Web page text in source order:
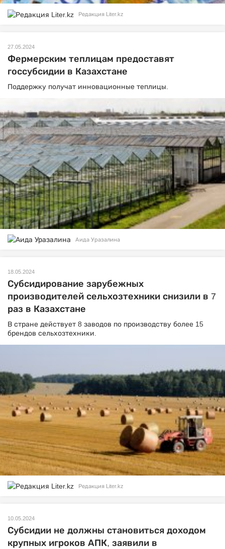
Редакция Liter.kz
27.05.2024
Фермерским теплицам предоставят
госсубсидии в Казахстане
Поддержку получат инновационные теплицы.
Аида Уразалина
18.05.2024
Субсидирование зарубежных
производителей сельхозтехники снизили в 7
раз в Казахстане
В стране действует 8 заводов по производству более 15
брендов сельхозтехники.
Редакция Liter.kz
10.05.2024
Субсидии не должны становиться доходом
крупных игроков АПК, заявили в